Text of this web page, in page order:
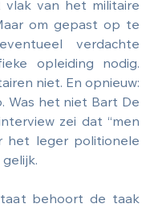
van het militaire
om gepast op te
verdachte
opleiding nodig.
niet. En opnieuw:
Was het niet Bart De
zei dat “men
het leger politionele
behoort de taak